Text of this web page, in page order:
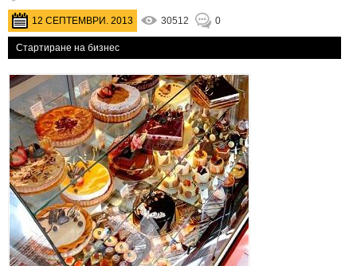
30512 0
12 СЕПТЕМВРИ. 2013
Стартиране на бизнес